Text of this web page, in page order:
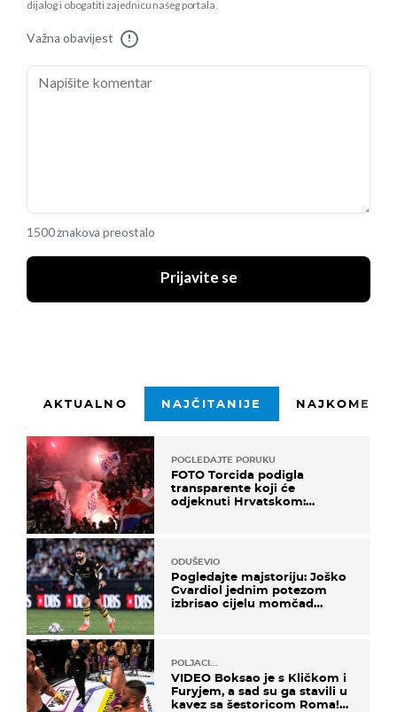
dijalog i obogatiti zajednicu našeg portala.
Važna obavijest !
1500 znakova preostalo
Prijavite se
AKTUALNO NAJČITANIJE
POGLEDAJTE PORUKU
FOTO Torcida podigla
transparente koji će
odjeknuti Hrvatskom:
ODUŠEVIO
Pogledajte majstoriju: Joško
Gvardiol jednim potezom
izbrisao cijelu momčad
POLJACI...
VIDEO Boksao je s Kličkom i
Furyjem, a sad su ga stavili u
kavez sa šestoricom Roma!